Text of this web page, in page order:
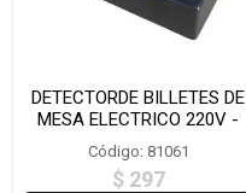
DETECTORDE BILLETES DE
MESA ELECTRICO 220V -
AD118AB
Código: 81061
$ 297